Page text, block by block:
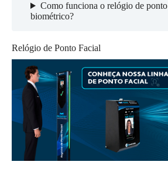
Como funciona o relógio de ponto
biométrico?
Relógio de Ponto Facial